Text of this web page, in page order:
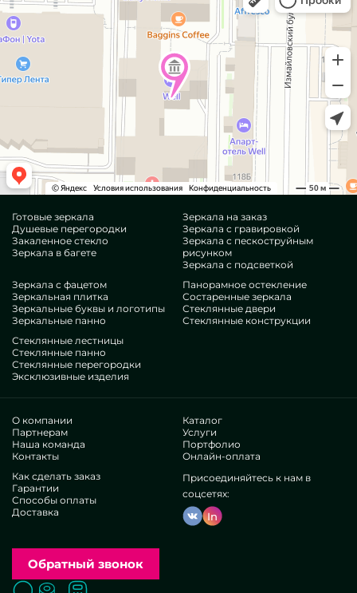
Готовые зеркала
Душевые перегородки
Закаленное стекло
Зеркала в багете
Зеркала на заказ
Зеркала с гравировкой
Зеркала с пескоструйным
рисунком
Зеркала с подсветкой
Зеркала с фацетом
Зеркальная плитка
Зеркальные буквы и логотипы
Зеркальные панно
Панорамное остекление
Состаренные зеркала
Стеклянные двери
Стеклянные конструкции
Стеклянные лестницы
Стеклянные панно
Стеклянные перегородки
Эксклюзивные изделия
О компании
Партнерам
Наша команда
Контакты
Каталог
Услуги
Портфолио
Онлайн-оплата
Как сделать заказ
Гарантии
Способы оплаты
Доставка
Присоединяйтесь к нам в
соцсетях:
In
Обратный звонок